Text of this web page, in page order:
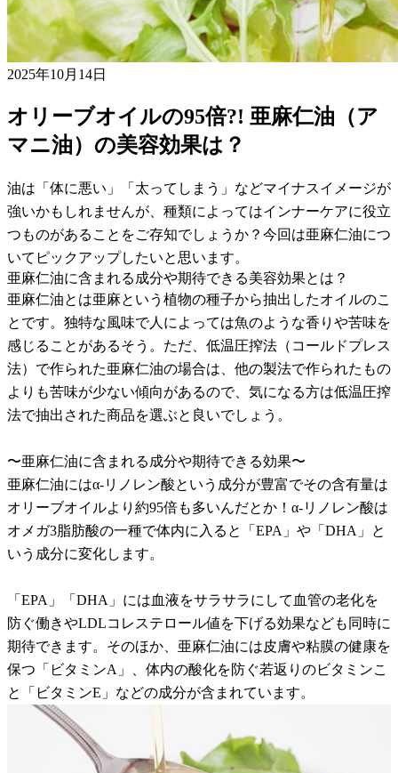
2025年10月14日
オリーブオイルの95倍?! 亜麻仁油（ア
マニ油）の美容効果は？
油は「体に悪い」「太ってしまう」などマイナスイメージが
強いかもしれませんが、種類によってはインナーケアに役立
つものがあることをご存知でしょうか？今回は亜麻仁油につ
いてピックアップしたいと思います。
亜麻仁油に含まれる成分や期待できる美容効果とは？
亜麻仁油とは亜麻という植物の種子から抽出したオイルのこ
とです。独特な風味で人によっては魚のような香りや苦味を
感じることがあるそう。ただ、低温圧搾法（コールドプレス
法）で作られた亜麻仁油の場合は、他の製法で作られたもの
よりも苦味が少ない傾向があるので、気になる方は低温圧搾
法で抽出された商品を選ぶと良いでしょう。
〜亜麻仁油に含まれる成分や期待できる効果〜
亜麻仁油にはα-リノレン酸という成分が豊富でその含有量は
オリーブオイルより約95倍も多いんだとか！α-リノレン酸は
オメガ3脂肪酸の一種で体内に入ると「EPA」や「DHA」と
いう成分に変化します。
「EPA」「DHA」には血液をサラサラにして血管の老化を
防ぐ働きやLDLコレステロール値を下げる効果なども同時に
期待できます。そのほか、亜麻仁油には皮膚や粘膜の健康を
保つ「ビタミンA」、体内の酸化を防ぐ若返りのビタミンこ
と「ビタミンE」などの成分が含まれています。